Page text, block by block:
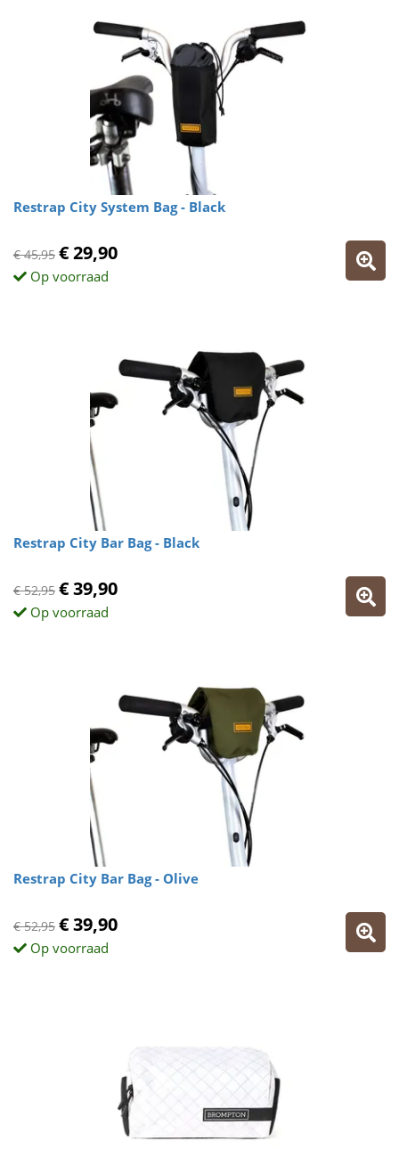
Restrap City System Bag - Black
€ 45,95 € 29,90
Op voorraad
Restrap City Bar Bag - Black
€ 52,95 € 39,90
Op voorraad
Restrap City Bar Bag - Olive
€ 52,95 € 39,90
Op voorraad